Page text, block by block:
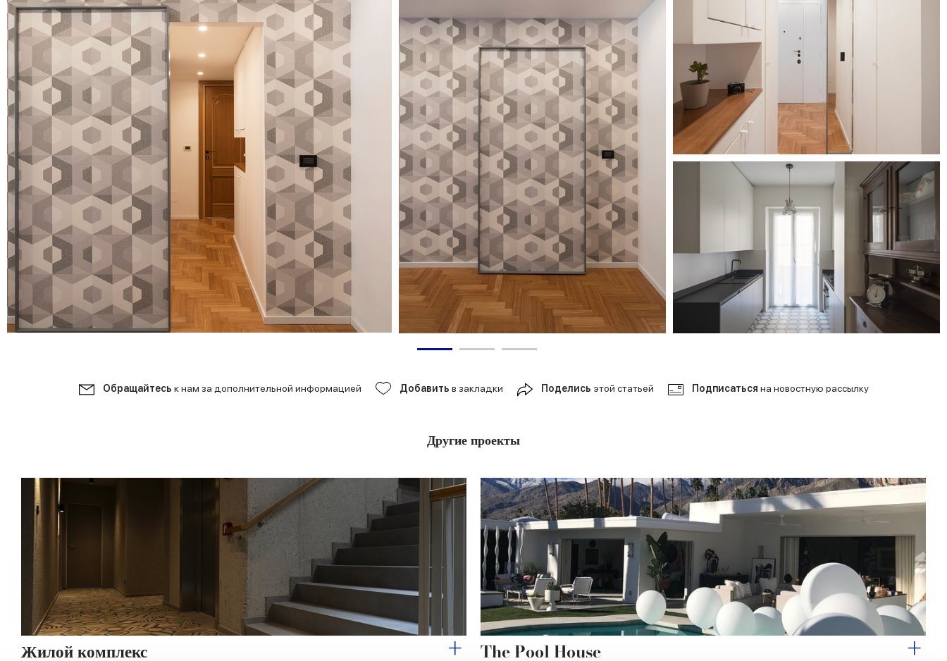
Обращайтесь к нам за дополнительной информацией Добавить в закладки Поделись этой статьей Подписаться на новостную рассылку
Другие проекты
Жилой комплекс The Pool House